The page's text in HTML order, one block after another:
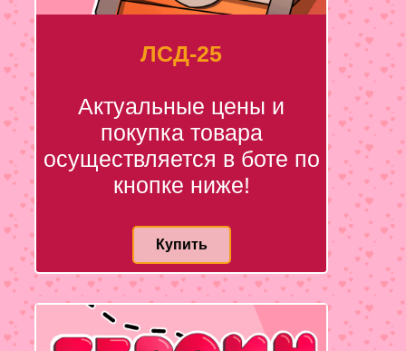
ЛСД-25
Актуальные цены и
покупка товара
осуществляется в боте по
кнопке ниже!
Купить